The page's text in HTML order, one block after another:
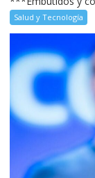
Salud y Tecnología